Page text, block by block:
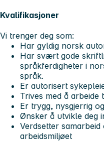
Kvalifikasjoner
Vi trenger deg som:
Har gyldig norsk
Har svært gode
språkferdigheter i
språk.
Er autorisert
Trives med å arbeide
Er trygg, nysgjerrig
Ønsker å utvikle deg
Verdsetter
arbeidsmiljøet